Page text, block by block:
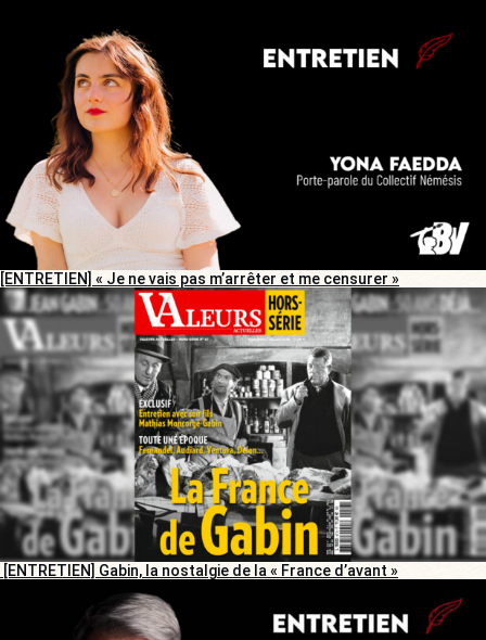
[ENTRETIEN] « Je ne vais pas m’arrêter et me censurer »
[ENTRETIEN] Gabin, la nostalgie de la « France d’avant »